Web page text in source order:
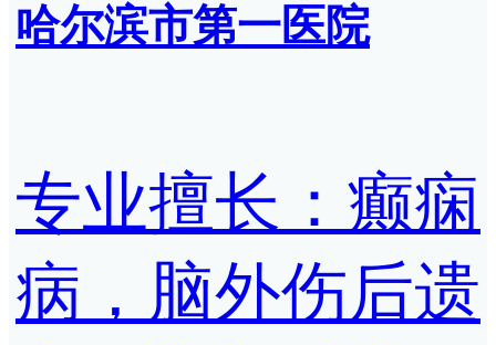
哈尔滨市第一医院
专业擅长：癫痫
病，脑外伤后遗